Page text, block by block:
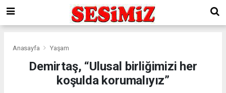
Anasayfa Yaşam
Demirtaş, “Ulusal birliğimizi her
koşulda korumalıyız”